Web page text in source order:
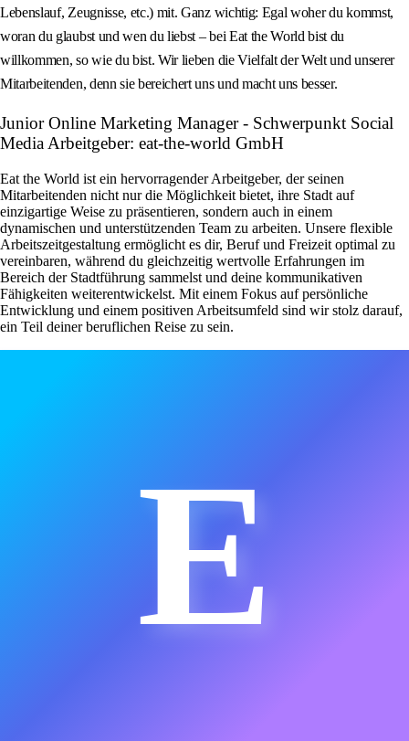
Lebenslauf, Zeugnisse, etc.) mit. Ganz wichtig: Egal woher du kommst,
woran du glaubst und wen du liebst – bei Eat the World bist du
willkommen, so wie du bist. Wir lieben die Vielfalt der Welt und unserer
Mitarbeitenden, denn sie bereichert uns und macht uns besser.
Junior Online Marketing Manager - Schwerpunkt Social
Media Arbeitgeber: eat-the-world GmbH
Eat the World ist ein hervorragender Arbeitgeber, der seinen
Mitarbeitenden nicht nur die Möglichkeit bietet, ihre Stadt auf
einzigartige Weise zu präsentieren, sondern auch in einem
dynamischen und unterstützenden Team zu arbeiten. Unsere flexible
Arbeitszeitgestaltung ermöglicht es dir, Beruf und Freizeit optimal zu
vereinbaren, während du gleichzeitig wertvolle Erfahrungen im
Bereich der Stadtführung sammelst und deine kommunikativen
Fähigkeiten weiterentwickelst. Mit einem Fokus auf persönliche
Entwicklung und einem positiven Arbeitsumfeld sind wir stolz darauf,
ein Teil deiner beruflichen Reise zu sein.
E